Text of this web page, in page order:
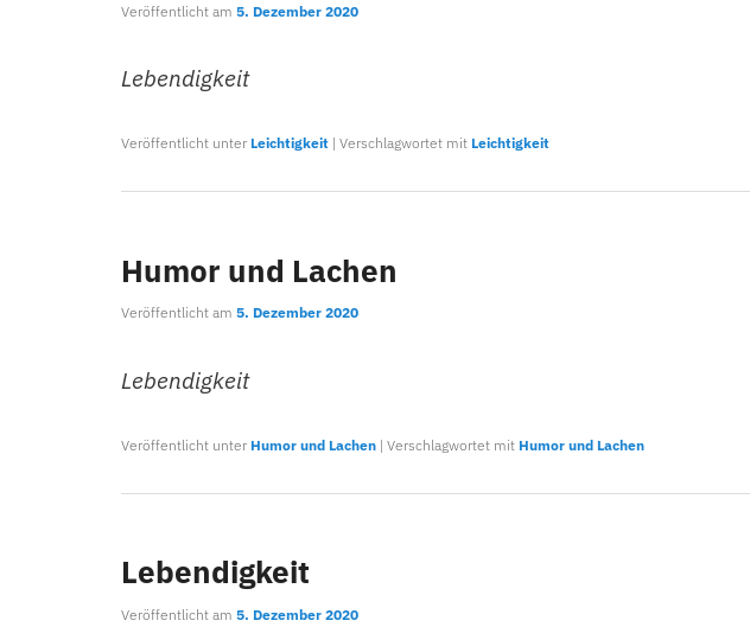
Veröffentlicht am5. Dezember 2020
Lebendigkeit
Veröffentlicht unter Leichtigkeit |Verschlagwortet mit Leichtigkeit
Humor und Lachen
Veröffentlicht am5. Dezember 2020
Lebendigkeit
Veröffentlicht unter Humor und Lachen |Verschlagwortet mit Humor und Lachen
Lebendigkeit
Veröffentlicht am5. Dezember 2020